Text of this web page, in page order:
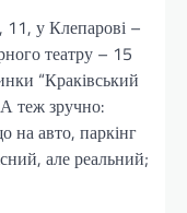
11, у Клепарові –
театру – 15
“Краківський
теж зручно:
на авто, паркінг
але реальний;